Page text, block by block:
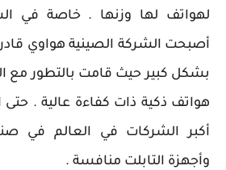
لهواتف لها وزنها . خاصة في
أصبحت الشركة الصينية هواوي
بشكل كبير حيث قامت بالتطور مع
هواتف ذكية ذات كفاءة عالية .
أكبر الشركات في العالم في
وأجهزة التابلت منافسة .